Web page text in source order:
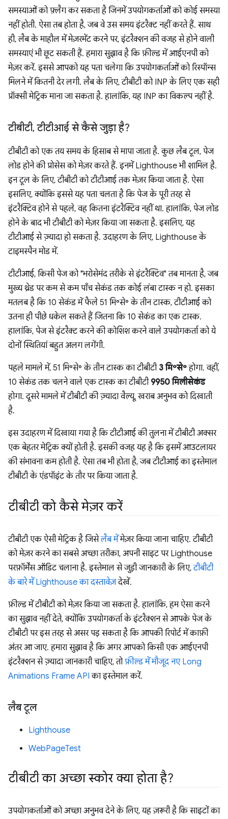
समस्याओं को फ़्लैग कर सकता है जिनमें उपयोगकर्ताओं को कोई समस्या
नहीं होती. ऐसा तब होता है, जब वे उस समय इंटरैक्ट नहीं करते हैं. साथ
ही, लैब के माहौल में मेज़रमेंट करने पर, इंटरैक्शन की वजह से होने वाली
समस्याएं भी छूट सकती हैं. हमारा सुझाव है कि फ़ील्ड में आईएनपी को
मेज़र करें. इससे आपको यह पता चलेगा कि उपयोगकर्ताओं को रिस्पॉन्स
मिलने में कितनी देर लगी. लैब के लिए, टीबीटी को INP के लिए एक सही
प्रॉक्सी मेट्रिक माना जा सकता है. हालांकि, यह INP का विकल्प नहीं है.
टीबीटी, टीटीआई से कैसे जुड़ा है?
टीबीटी को एक तय समय के हिसाब से मापा जाता है. कुछ लैब टूल, पेज
लोड होने की प्रोसेस को मेज़र करते हैं. इनमें Lighthouse भी शामिल है.
इन टूल के लिए, टीबीटी को टीटीआई तक मेज़र किया जाता है. ऐसा
इसलिए, क्योंकि इससे यह पता चलता है कि पेज के पूरी तरह से
इंटरैक्टिव होने से पहले, वह कितना इंटरैक्टिव नहीं था. हालांकि, पेज लोड
होने के बाद भी टीबीटी को मेज़र किया जा सकता है. इसलिए, यह
टीटीआई से ज़्यादा हो सकता है. उदाहरण के लिए, Lighthouse के
टाइमस्पैन मोड में.
टीटीआई, किसी पेज को "भरोसेमंद तरीके से इंटरैक्टिव" तब मानता है, जब
मुख्य थ्रेड पर कम से कम पाँच सेकंड तक कोई लंबा टास्क न हो. इसका
मतलब है कि 10 सेकंड में फैले 51 मि॰से॰ के तीन टास्क, टीटीआई को
उतना ही पीछे धकेल सकते हैं जितना कि 10 सेकंड का एक टास्क.
हालांकि, पेज से इंटरैक्ट करने की कोशिश करने वाले उपयोगकर्ता को ये
दोनों स्थितियां बहुत अलग लगेंगी.
पहले मामले में, 51 मि॰से॰ के तीन टास्क का टीबीटी 3 मि॰से॰होगा. वहीं,
10 सेकंड तक चलने वाले एक टास्क का टीबीटी 9950 मिलीसेकंड
होगा. दूसरे मामले में टीबीटी की ज़्यादा वैल्यू, खराब अनुभव को दिखाती
है.
इस उदाहरण में दिखाया गया है कि टीटीआई की तुलना में टीबीटी अक्सर
एक बेहतर मेट्रिक क्यों होती है. इसकी वजह यह है कि इसमें आउटलायर
की संभावना कम होती है. ऐसा तब भी होता है, जब टीटीआई का इस्तेमाल
टीबीटी के एंडपॉइंट के तौर पर किया जाता है.
टीबीटी को कैसे मेज़र करें
टीबीटी एक ऐसी मेट्रिक है जिसेलैब मेंमेज़र किया जाना चाहिए. टीबीटी
को मेज़र करने का सबसे अच्छा तरीका, अपनी साइट पर Lighthouse
परफ़ॉर्मेंस ऑडिट चलाना है. इस्तेमाल से जुड़ी जानकारी के लिए,टीबीटी
के बारे में Lighthouse का दस्तावेज़देखें.
फ़ील्ड में टीबीटी को मेज़र किया जा सकता है. हालांकि, हम ऐसा करने
का सुझाव नहीं देते, क्योंकि उपयोगकर्ता के इंटरैक्शन से आपके पेज के
टीबीटी पर इस तरह से असर पड़ सकता है कि आपकी रिपोर्ट में काफ़ी
अंतर आ जाए. हमारा सुझाव है कि अगर आपको किसी एक आईएनपी
इंटरैक्शन से ज़्यादा जानकारी चाहिए, तोफ़ील्ड में मौजूद नए Long
Animations Frame API का इस्तेमाल करें.
लैब टूल
Lighthouse
WebPageTest
टीबीटी का अच्छा स्कोर क्या होता है?
उपयोगकर्ताओं को अच्छा अनुभव देने के लिए, यह ज़रूरी है कि साइटों का